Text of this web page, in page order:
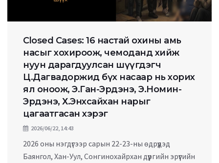
Closed Cases: 16 настай охины амь
насыг хохироож, чемоданд хийж
нуун дарагдуулсан шүүгдэгч
Ц.Дагвадоржид бүх насаар нь хорих
ял оноож, Э.Ган-Эрдэнэ, Э.Номин-
Эрдэнэ, Х.Энхсайхан нарыг
цагаатгасан хэрэг
2026/06/22, 14:43
2026 оны нэгдүгээр сарын 22-23-ны өдрүүдэд
Баянгол, Хан-Уул, Сонгинохайрхан дүүргийн эрүүгийн